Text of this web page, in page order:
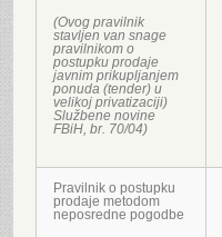
(Ovog pravilnik
stavljen van snage
pravilnikom o
postupku prodaje
javnim prikupljanjem
ponuda (tender) u
velikoj privatizaciji)
Službene novine
FBiH, br. 70/04)
Pravilnik o postupku
prodaje metodom
neposredne pogodbe